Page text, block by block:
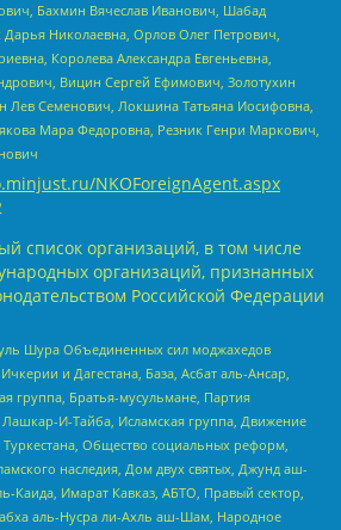
Бахмин Вячеслав Иванович, Шабад
Николаевна, Орлов Олег Петрович,
Королева Александра Евгеньевна,
Вицин Сергей Ефимович, Золотухин
Лев Семенович, Локшина Татьяна Иосифовна,
Мара Федоровна, Резник Генри Маркович,
NKOForeignAgent.aspx
список организаций, в том числе
организаций, признанных
Российской Федерации
Шура Объединенных сил моджахедов
и Дагестана, База, Асбат аль-Ансар,
группа, Братья-мусульмане, Партия
И-Тайба, Исламская группа, Движение
Туркестана, Общество социальных реформ,
наследия, Дом двух святых, Джунд аш-
Каида, Имарат Кавказ, АБТО, Правый сектор,
аль-Нусра ли-Ахль аш-Шам, Народное